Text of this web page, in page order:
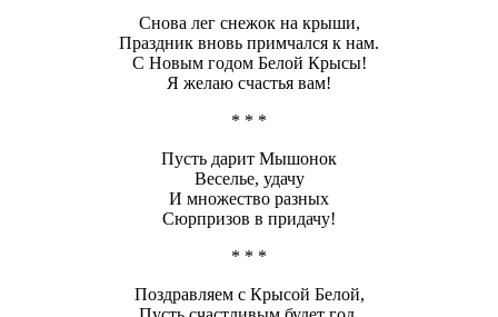
Снова лег снежок на крыши,
Праздник вновь примчался к нам.
С Новым годом Белой Крысы!
Я желаю счастья вам!
* * *
Пусть дарит Мышонок
Веселье, удачу
И множество разных
Сюрпризов в придачу!
* * *
Поздравляем с Крысой Белой,